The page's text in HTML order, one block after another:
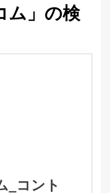
ム」の検
_コント